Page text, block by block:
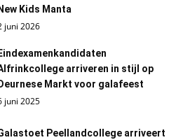
New Kids Manta
juni 2026
Eindexamenkandidaten
arriveren in stijl op
Deurnese Markt voor galafeest
juni 2025
Peellandcollege arriveert